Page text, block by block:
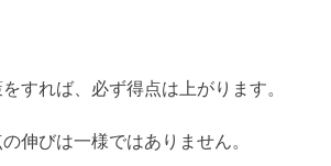
すれば、必ず得点は上がります。
伸びは一様ではありません。